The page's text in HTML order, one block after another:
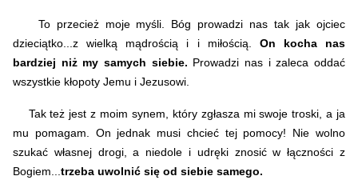
To przecież moje myśli. Bóg prowadzi nas tak jak ojciec
dzieciątko...z wielką mądrością i i miłością. On kocha nas
bardziej niż my samych siebie. Prowadzi nas i zaleca oddać
wszystkie kłopoty Jemu i Jezusowi.
Tak też jest z moim synem, który zgłasza mi swoje troski, a ja
mu pomagam. On jednak musi chcieć tej pomocy! Nie wolno
szukać własnej drogi, a niedole i udręki znosić w łączności z
Bogiem... trzeba uwolnić się od siebie samego.